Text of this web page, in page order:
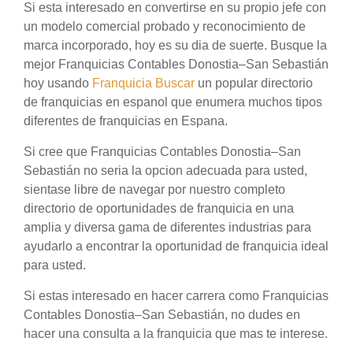
Si esta interesado en convertirse en su propio jefe con
un modelo comercial probado y reconocimiento de
marca incorporado, hoy es su dia de suerte. Busque la
mejor Franquicias Contables Donostia–San Sebastián
hoy usando Franquicia Buscar un popular directorio
de franquicias en espanol que enumera muchos tipos
diferentes de franquicias en Espana.
Si cree que Franquicias Contables Donostia–San
Sebastián no seria la opcion adecuada para usted,
sientase libre de navegar por nuestro completo
directorio de oportunidades de franquicia en una
amplia y diversa gama de diferentes industrias para
ayudarlo a encontrar la oportunidad de franquicia ideal
para usted.
Si estas interesado en hacer carrera como Franquicias
Contables Donostia–San Sebastián, no dudes en
hacer una consulta a la franquicia que mas te interese.